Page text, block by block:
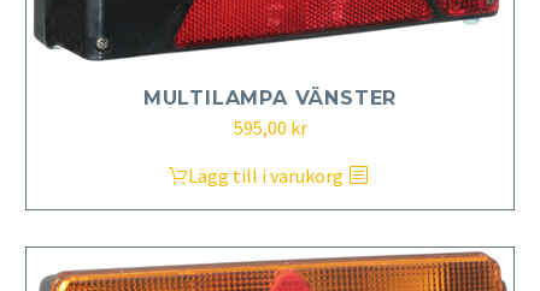
MULTILAMPA VÄNSTER
595,00 kr
Lägg till i varukorg